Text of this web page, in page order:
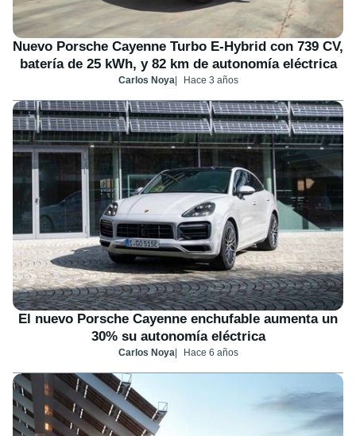
Nuevo Porsche Cayenne Turbo E-Hybrid con 739 CV,
batería de 25 kWh, y 82 km de autonomía eléctrica
Carlos Noya Hace 3 años
El nuevo Porsche Cayenne enchufable aumenta un
30% su autonomía eléctrica
Carlos Noya Hace 6 años